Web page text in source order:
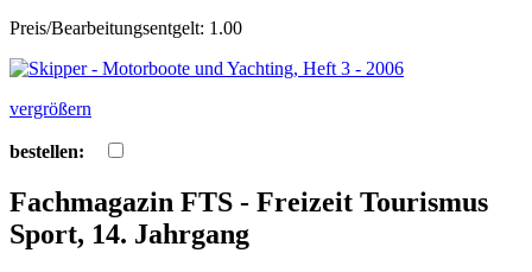
Preis/Bearbeitungsentgelt: 1.00
vergrößern
bestellen:
Fachmagazin FTS - Freizeit Tourismus
Sport, 14. Jahrgang